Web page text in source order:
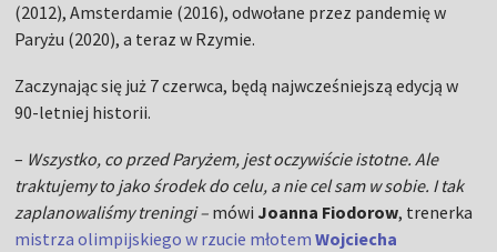
(2012), Amsterdamie (2016), odwołane przez pandemię w
Paryżu (2020), a teraz w Rzymie.
Zaczynając się już 7 czerwca, będą najwcześniejszą edycją w
90-letniej historii.
– Wszystko, co przed Paryżem, jest oczywiście istotne. Ale
traktujemy to jako środek do celu, a nie cel sam w sobie. I tak
zaplanowaliśmy treningi – mówi Joanna Fiodorow, trenerka
mistrza olimpijskiego w rzucie młotemWojciecha